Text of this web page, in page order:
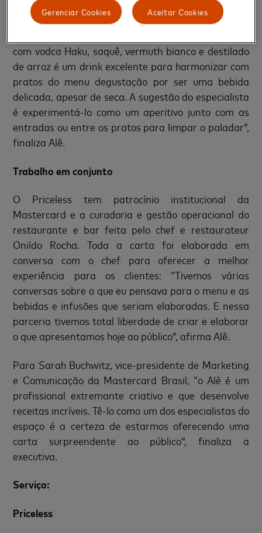
com 14 etapas, onde o cliente pode optar por
apreciar o menu com alguns drinks elaborados por
com vodca Haku, saquê, vermuth bianco e destilado
de arroz é um drink excelente para harmonizar com
pratos do menu degustação por ser uma bebida
delicada, apesar de seca. A sugestão do especialista
é experimentá-lo como um aperitivo junto com as
entradas ou entre os pratos para limpar o paladar”,
finaliza Alê.
Trabalho em conjunto
O Priceless tem patrocínio institucional da
Mastercard e a curadoria e gestão operacional do
restaurante e bar feita pelo chef e restaurateur
Onildo Rocha. Toda a carta foi elaborada em
conversa com o chef para oferecer a melhor
experiência para os clientes: “Tivemos várias
conversas sobre o que eu pensava para o menu e as
bebidas e infusões que seriam elaboradas. E nessa
parceria tivemos total liberdade de criar e elaborar
o que apresentamos hoje ao público”, afirma Alê.
Para Sarah Buchwitz, vice-presidente de Marketing
e Comunicação da Mastercard Brasil, “o Alê é um
profissional extremante criativo e que desenvolve
receitas incríveis. Tê-lo como um dos especialistas do
espaço é a certeza de estarmos oferecendo uma
carta surpreendente ao público”, finaliza a
executiva.
Serviço:
Priceless
Aceitar Cookies
Gerenciar Cookies